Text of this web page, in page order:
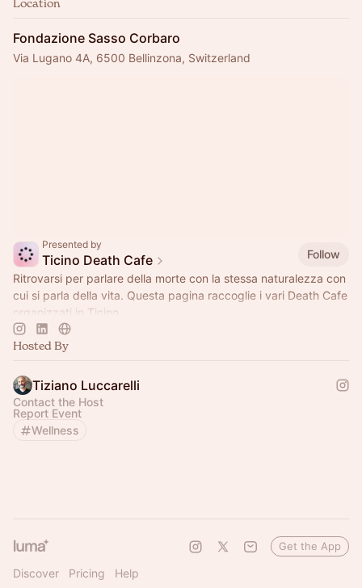
Location
Fondazione Sasso Corbaro
Via Lugano 4A, 6500 Bellinzona, Switzerland
Presented by
Ticino Death Cafe
Follow
Ritrovarsi per parlare della morte con la stessa naturalezza con
cui si parla della vita. Questa pagina raccoglie i vari Death Cafe
organizzati in Ticino.
Hosted By
Tiziano Luccarelli
Contact the Host
Report Event
Wellness
Discover Pricing Help
Get the App